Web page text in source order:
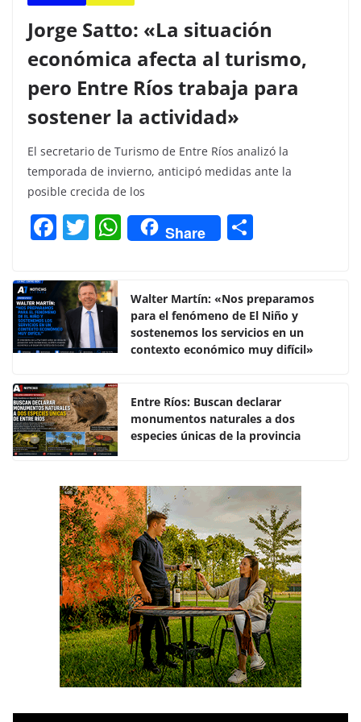
Jorge Satto: «La situación
económica afecta al turismo,
pero Entre Ríos trabaja para
sostener la actividad»
El secretario de Turismo de Entre Ríos analizó la
temporada de invierno, anticipó medidas ante la
posible crecida de los
F
c
e
b
o
o
k
T
itt
er
W
h
s
A
p
Share
p
ar
tir
Walter Martín: «Nos preparamos
para el fenómeno de El Niño y
sostenemos los servicios en un
contexto económico muy difícil»
Entre Ríos: Buscan declarar
monumentos naturales a dos
especies únicas de la provincia